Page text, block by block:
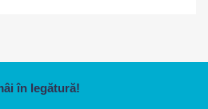
în legătură!